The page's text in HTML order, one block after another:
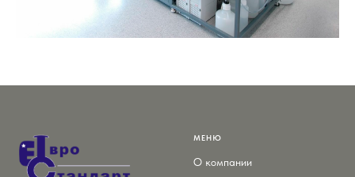
МЕНЮ
О компании